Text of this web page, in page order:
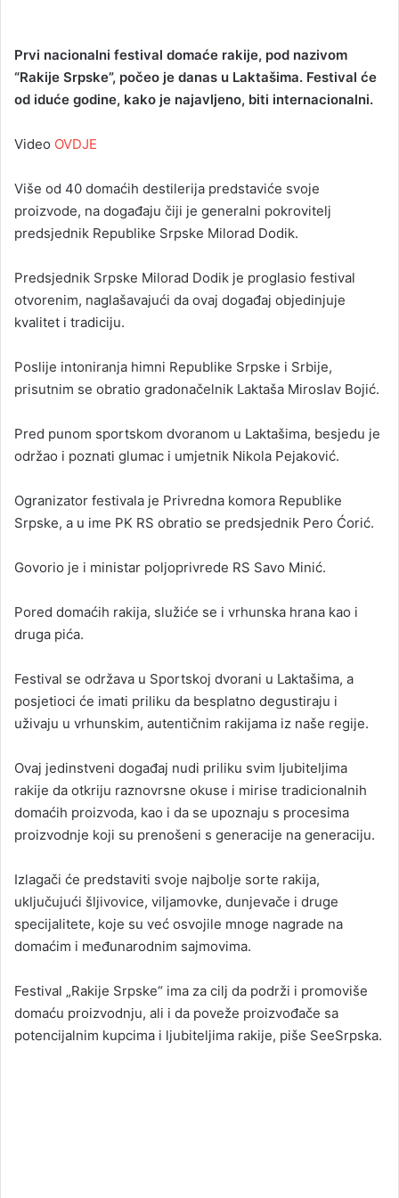
Prvi nacionalni festival domaće rakije, pod nazivom
“Rakije Srpske”, počeo je danas u Laktašima. Festival će
od iduće godine, kako je najavljeno, biti internacionalni.
Video OVDJE
Više od 40 domaćih destilerija predstaviće svoje
proizvode, na događaju čiji je generalni pokrovitelj
predsjednik Republike Srpske Milorad Dodik.
Predsjednik Srpske Milorad Dodik je proglasio festival
otvorenim, naglašavajući da ovaj događaj objedinjuje
kvalitet i tradiciju.
Poslije intoniranja himni Republike Srpske i Srbije,
prisutnim se obratio gradonačelnik Laktaša Miroslav Bojić.
Pred punom sportskom dvoranom u Laktašima, besjedu je
održao i poznati glumac i umjetnik Nikola Pejaković.
Ogranizator festivala je Privredna komora Republike
Srpske, a u ime PK RS obratio se predsjednik Pero Ćorić.
Govorio je i ministar poljoprivrede RS Savo Minić.
Pored domaćih rakija, služiće se i vrhunska hrana kao i
druga pića.
Festival se održava u Sportskoj dvorani u Laktašima, a
posjetioci će imati priliku da besplatno degustiraju i
uživaju u vrhunskim, autentičnim rakijama iz naše regije.
Ovaj jedinstveni događaj nudi priliku svim ljubiteljima
rakije da otkriju raznovrsne okuse i mirise tradicionalnih
domaćih proizvoda, kao i da se upoznaju s procesima
proizvodnje koji su prenošeni s generacije na generaciju.
Izlagači će predstaviti svoje najbolje sorte rakija,
uključujući šljivovice, viljamovke, dunjevače i druge
specijalitete, koje su već osvojile mnoge nagrade na
domaćim i međunarodnim sajmovima.
Festival „Rakije Srpske“ ima za cilj da podrži i promoviše
domaću proizvodnju, ali i da poveže proizvođače sa
potencijalnim kupcima i ljubiteljima rakije, piše SeeSrpska.